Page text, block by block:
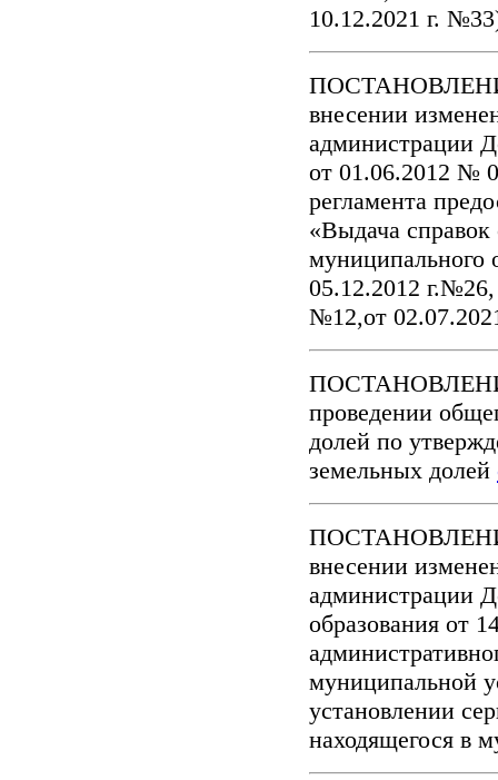
10.12.2021 г.
внесении
администрации
от 01.06.2012 №
регламента
«Выдача справок
муниципального
05.12.2012
№12,от
проведении
долей по
земельных долей
внесении
администрации
образования от
муниципальной
установлении
находящегося в